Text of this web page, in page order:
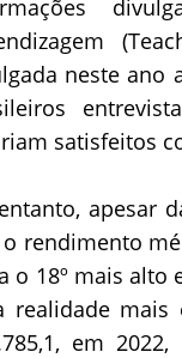
neste ano
satisfeitos
apesar
rendimento
o 18º mais alto
realidade mais
em